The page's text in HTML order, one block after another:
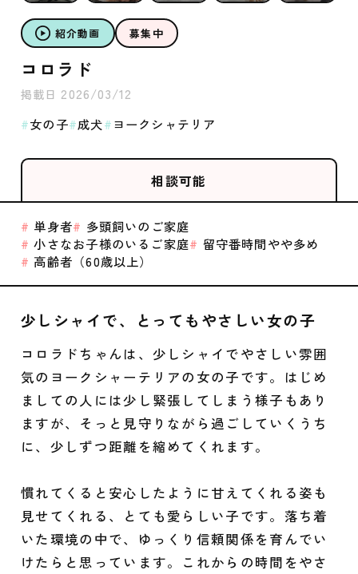
紹介動画 募集中
コロラド
掲載日 2026/03/12
女の子 成犬 ヨークシャテリア
相談可能
単身者
多頭飼いのご家庭
小さなお子様のいるご家庭
留守番時間やや多め
高齢者（60歳以上）
少しシャイで、とってもやさしい女の子
コロラドちゃんは、少しシャイでやさしい雰囲
気のヨークシャーテリアの女の子です。はじめ
ましての人には少し緊張してしまう様子もあり
ますが、そっと見守りながら過ごしていくうち
に、少しずつ距離を縮めてくれます。
慣れてくると安心したように甘えてくれる姿も
見せてくれる、とても愛らしい子です。落ち着
いた環境の中で、ゆっくり信頼関係を育んでい
けたらと思っています。これからの時間をやさ